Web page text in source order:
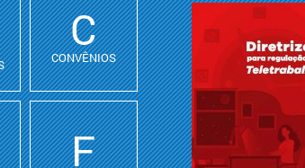
C
CONVÊNIOS
F